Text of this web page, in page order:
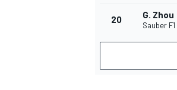
20 G. Zhou
Sauber